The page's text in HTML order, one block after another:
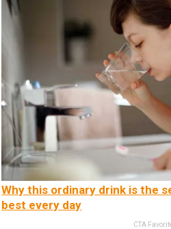
Why this ordinary drink is the
best every day
CTA